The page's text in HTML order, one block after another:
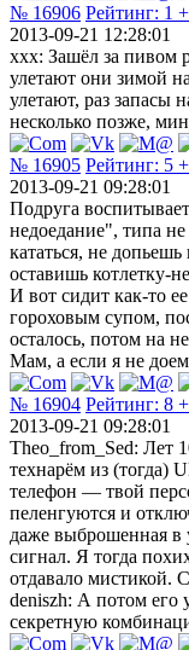
№ 16906 Рейтинг: 1
2013-09-21 12:28:01
xxx: Зашёл за пивом
улетают они зимой
улетают, раз запасы
несколько позже,
№ 16905 Рейтинг: 5
2013-09-21 09:28:01
Подруга
недоедание", типа
кататься, не
оставишь котлетку-
И вот сидит как-то
гороховым супом,
осталось, потом на
Мам, а если я не
№ 16904 Рейтинг: 8
2013-09-21 09:28:01
Theo_from_Sed: Лет
технарём из (тогда)
телефон — твой
пеленгуются и
даже выброшенная в
сигнал. Я тогда
отдавало мистикой.
deniszh: А потом его
секретную